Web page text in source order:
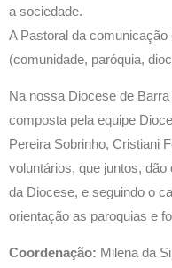
a sociedade.
A Pastoral da
(comunidade, paróquia,
Na nossa Diocese de
composta pela equipe
Pereira Sobrinho, Cristiani
voluntários, que juntos,
da Diocese, e seguindo o
orientação as paroquias e
Coordenação: Milena da